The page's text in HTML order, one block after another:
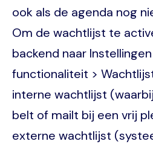
ook als de agenda nog
Om de wachtlijst te
backend naar
functionaliteit >
interne wachtlijst
belt of mailt bij een vrij
externe wachtlijst